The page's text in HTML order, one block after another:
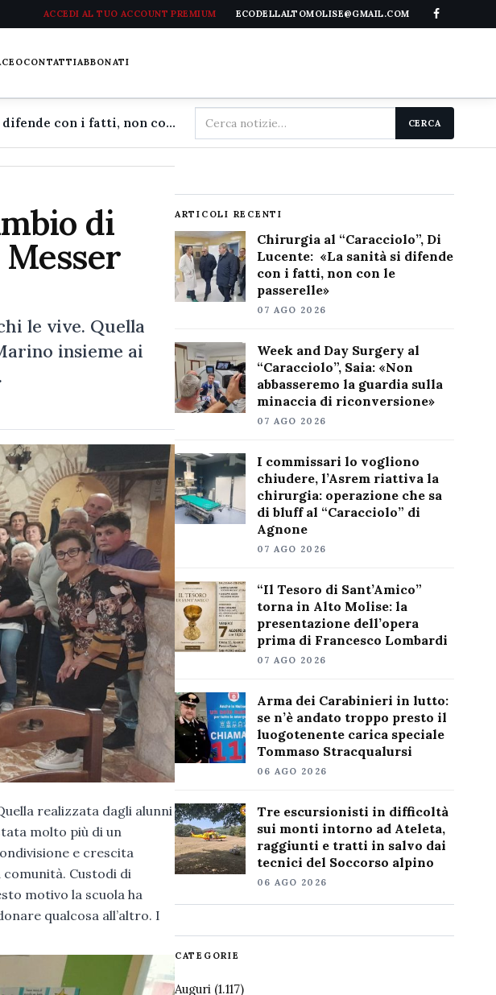
ACCEDI AL TUO ACCOUNT PREMIUM ECODELLALTOMOLISE@GMAIL.COM
CONTATTIABBONATI
Chirurgia al "Caracciolo", Di Lucente: «La sanità si difende con i fatti, non con le passerelle»
Cerca
nel
CERCA
di
le vive. Quella
insieme ai
realizzata dagli alunni
molto più di un
e crescita
Custodi di
motivo la scuola ha
qualcosa all’altro. I
ARTICOLI RECENTI
Chirurgia al “Caracciolo”, Di
Lucente: «La sanità si difende
con i fatti, non con le
passerelle»
07 AGO 2026
Week and Day Surgery al
“Caracciolo”, Saia: «Non
abbasseremo la guardia sulla
minaccia di riconversione»
07 AGO 2026
I commissari lo vogliono
chiudere, l’Asrem riattiva la
chirurgia: operazione che sa
di bluff al “Caracciolo” di
Agnone
07 AGO 2026
“Il Tesoro di Sant’Amico”
torna in Alto Molise: la
presentazione dell’opera
prima di Francesco Lombardi
07 AGO 2026
Arma dei Carabinieri in lutto:
se n’è andato troppo presto il
luogotenente carica speciale
Tommaso Stracqualursi
06 AGO 2026
Tre escursionisti in difficoltà
sui monti intorno ad Ateleta,
raggiunti e tratti in salvo dai
tecnici del Soccorso alpino
06 AGO 2026
CATEGORIE
Auguri(1.117)